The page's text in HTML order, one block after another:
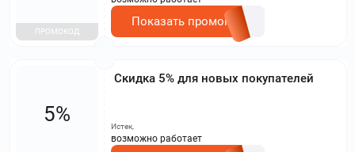
ПРОМОКОД
Показать промокод
Скидка 5% для новых покупателей
5%
Истек,
возможно работает